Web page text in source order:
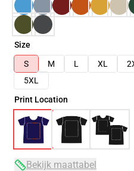
Size
S
M L XL
5XL
Print Location
Bekijk maattabel